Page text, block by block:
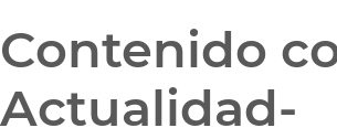
Contenido
Actualidad-